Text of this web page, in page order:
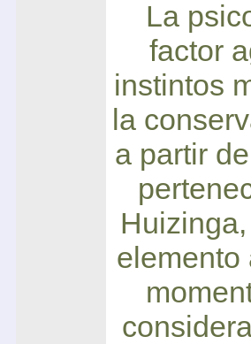
La
factor
instintos
la
a partir
elemento